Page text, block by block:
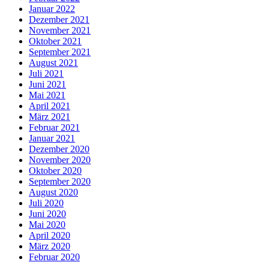
Januar 2022
Dezember 2021
November 2021
Oktober 2021
September 2021
August 2021
Juli 2021
Juni 2021
Mai 2021
April 2021
März 2021
Februar 2021
Januar 2021
Dezember 2020
November 2020
Oktober 2020
September 2020
August 2020
Juli 2020
Juni 2020
Mai 2020
April 2020
März 2020
Februar 2020